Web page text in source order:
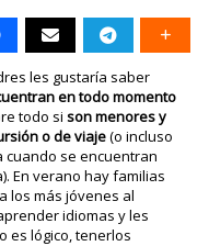
les gustaría saber
en todo momento
todo si son menores y
o de viaje(o incluso
cuando se encuentran
En verano hay familias
los más jóvenes al
idiomas y les
es lógico, tenerlos